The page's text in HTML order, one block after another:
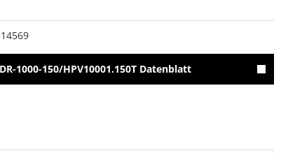
14569
1000-150/HPV10001.150T Datenblatt